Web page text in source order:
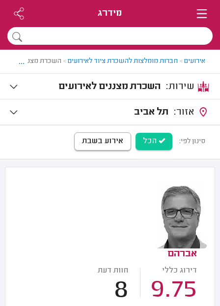
מידרג
אירועים> חברות מומלצות להשכרת ציוד לאירועים> השכרת מצננים...
השכרת מצננים לאירועים
תל אביב
סינון לפי: הכל אירוע בשבת
אברהם
דירוג כללי
9.75
חוות דעת
8